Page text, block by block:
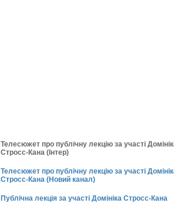
Телесюжет про публічну лекцію за участі
Стросс-Кана (Інтер)
Телесюжет про публічну лекцію за участі
Стросс-Кана (Новий канал)
Публічна лекція за участі Домініка Стросс-Кана